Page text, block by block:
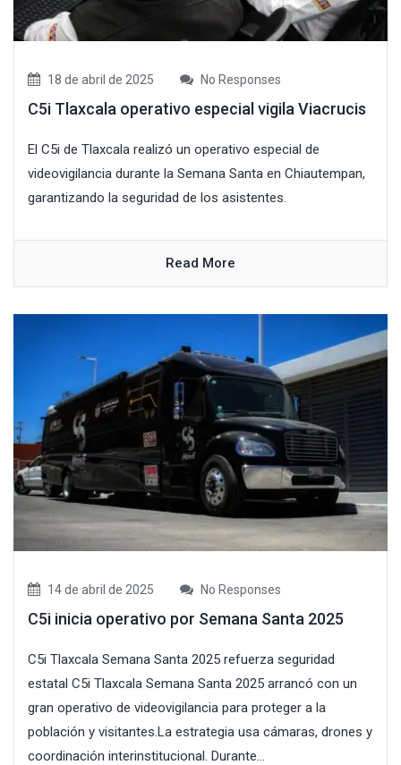
18 de abril de 2025 No Responses
C5i Tlaxcala operativo especial vigila Viacrucis
El C5i de Tlaxcala realizó un operativo especial de
videovigilancia durante la Semana Santa en Chiautempan,
garantizando la seguridad de los asistentes.
Read More
14 de abril de 2025 No Responses
C5i inicia operativo por Semana Santa 2025
C5i Tlaxcala Semana Santa 2025 refuerza seguridad
estatal C5i Tlaxcala Semana Santa 2025 arrancó con un
gran operativo de videovigilancia para proteger a la
población y visitantes.La estrategia usa cámaras, drones y
coordinación interinstitucional. Durante...